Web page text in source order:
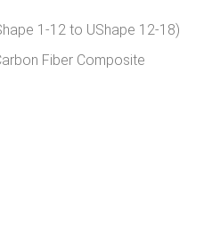
1-12 to UShape 12-18)
Fiber Composite